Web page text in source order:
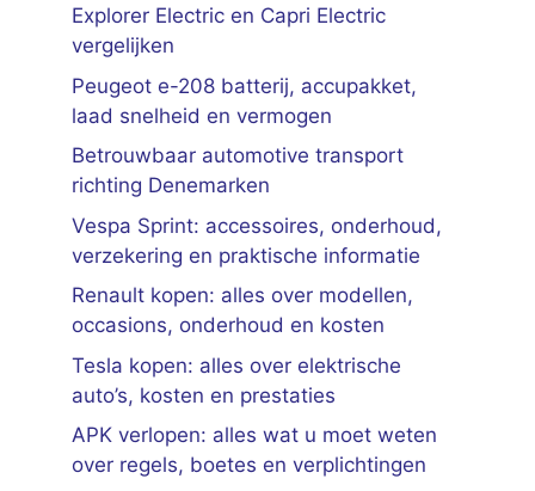
Explorer Electric en Capri Electric
vergelijken
Peugeot e-208 batterij, accupakket,
laad snelheid en vermogen
Betrouwbaar automotive transport
richting Denemarken
Vespa Sprint: accessoires, onderhoud,
verzekering en praktische informatie
Renault kopen: alles over modellen,
occasions, onderhoud en kosten
Tesla kopen: alles over elektrische
auto’s, kosten en prestaties
APK verlopen: alles wat u moet weten
over regels, boetes en verplichtingen